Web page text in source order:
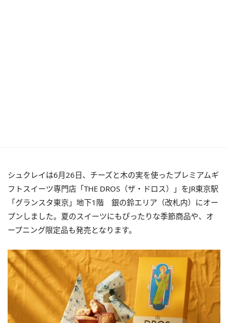
シュクレイは6月26日、チーズと木の実を使ったプレミアムギ
フトスイーツ専門店「THE DROS（ザ・ドロス）」をJR東京駅
「グランスタ東京」地下1階 銀の鈴エリア（改札内）にオー
プンしました。夏のスイーツにもぴったりな季節商品や、オ
ープニング限定品も発売となります。